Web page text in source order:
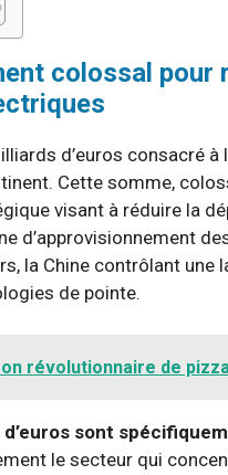
colossal pour
d’euros consacré à
Cette somme,
visant à réduire la
d’approvisionnement
la Chine contrôlant
de pointe.
révolutionnaire de
sont
le secteur qui